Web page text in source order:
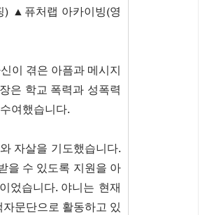
) ▲퓨처랩 아카이빙(영
이 겪은 아픔과 메시지
은 학교 폭력과 성폭력
여했습니다.
자살을 기도했습니다.
을 수 있도록 지원을 아
었습니다. 야니는 현재
문단으로 활동하고 있